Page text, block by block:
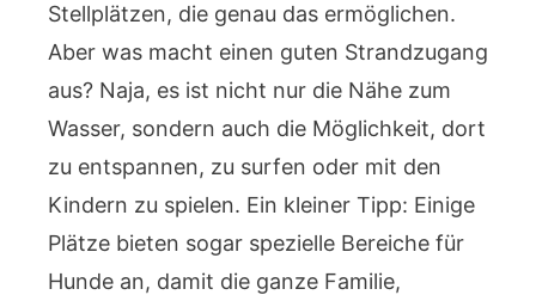
Stellplätzen, die genau das ermöglichen.
Aber was macht einen guten Strandzugang
aus? Naja, es ist nicht nur die Nähe zum
Wasser, sondern auch die Möglichkeit, dort
zu entspannen, zu surfen oder mit den
Kindern zu spielen. Ein kleiner Tipp: Einige
Plätze bieten sogar spezielle Bereiche für
Hunde an, damit die ganze Familie,